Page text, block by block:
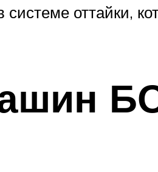
оттайки,